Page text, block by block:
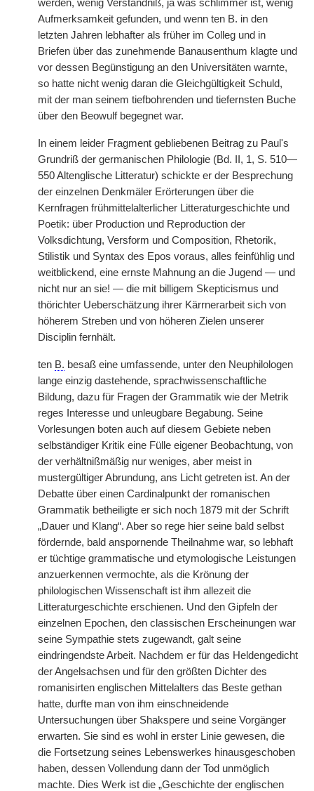
werden, wenig Verständniß, ja was schlimmer ist, wenig
Aufmerksamkeit gefunden, und wenn ten B. in den
letzten Jahren lebhafter als früher im Colleg und in
Briefen über das zunehmende Banausenthum klagte und
vor dessen Begünstigung an den Universitäten warnte,
so hatte nicht wenig daran die Gleichgültigkeit Schuld,
mit der man seinem tiefbohrenden und tiefernsten Buche
über den Beowulf begegnet war.
In einem leider Fragment gebliebenen Beitrag zu Paul's
Grundriß der germanischen Philologie (Bd. II, 1, S. 510—
550 Altenglische Litteratur) schickte er der Besprechung
der einzelnen Denkmäler Erörterungen über die
Kernfragen frühmittelalterlicher Litteraturgeschichte und
Poetik: über Production und Reproduction der
Volksdichtung, Versform und Composition, Rhetorik,
Stilistik und Syntax des Epos voraus, alles feinfühlig und
weitblickend, eine ernste Mahnung an die Jugend — und
nicht nur an sie! — die mit billigem Skepticismus und
thörichter Ueberschätzung ihrer Kärrnerarbeit sich von
höherem Streben und von höheren Zielen unserer
Disciplin fernhält.
ten B. besaß eine umfassende, unter den Neuphilologen
lange einzig dastehende, sprachwissenschaftliche
Bildung, dazu für Fragen der Grammatik wie der Metrik
reges Interesse und unleugbare Begabung. Seine
Vorlesungen boten auch auf diesem Gebiete neben
selbständiger Kritik eine Fülle eigener Beobachtung, von
der verhältnißmäßig nur weniges, aber meist in
mustergültiger Abrundung, ans Licht getreten ist. An der
Debatte über einen Cardinalpunkt der romanischen
Grammatik betheiligte er sich noch 1879 mit der Schrift
„Dauer und Klang“. Aber so rege hier seine bald selbst
fördernde, bald anspornende Theilnahme war, so lebhaft
er tüchtige grammatische und etymologische Leistungen
anzuerkennen vermochte, als die Krönung der
philologischen Wissenschaft ist ihm allezeit die
Litteraturgeschichte erschienen. Und den Gipfeln der
einzelnen Epochen, den classischen Erscheinungen war
seine Sympathie stets zugewandt, galt seine
eindringendste Arbeit. Nachdem er für das Heldengedicht
der Angelsachsen und für den größten Dichter des
romanisirten englischen Mittelalters das Beste gethan
hatte, durfte man von ihm einschneidende
Untersuchungen über Shakspere und seine Vorgänger
erwarten. Sie sind es wohl in erster Linie gewesen, die
die Fortsetzung seines Lebenswerkes hinausgeschoben
haben, dessen Vollendung dann der Tod unmöglich
machte. Dies Werk ist die „Geschichte der englischen